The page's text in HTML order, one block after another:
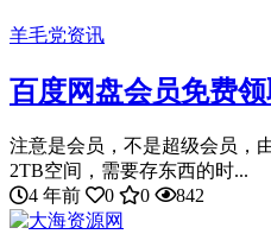
羊毛党资讯
百度网盘会员免费领
注意是会员，不是超级会员，
2TB空间，需要存东西的时...
4 年前
0 0 842